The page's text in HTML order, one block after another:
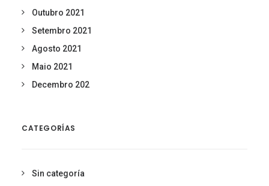
Outubro 2021
Setembro 2021
Agosto 2021
Maio 2021
Decembro 202
CATEGORÍAS
Sin categoría